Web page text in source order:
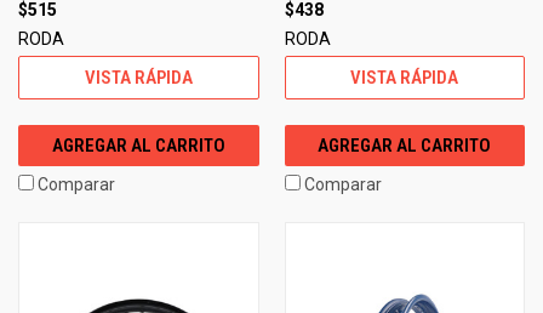
$515
RODA
VISTA RÁPIDA
AGREGAR AL CARRITO
Comparar
$438
RODA
VISTA RÁPIDA
AGREGAR AL CARRITO
Comparar